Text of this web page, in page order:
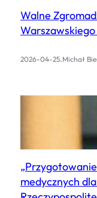
Walne
2026-04-25.Michał
medycznych